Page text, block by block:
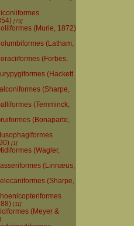
[75]
(Murie, 1872)
(Latham,
(Forbes,
(Hackett
(Sharpe,
(Temminck,
(Bonaparte,
[1]
(Wagler,
(Linnæus,
(Sharpe,
[11]
(Meyer &